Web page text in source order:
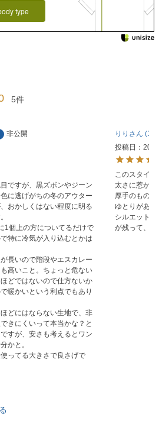
type
5
非公開
ですが、黒ズボンやジーン
に逃げがちの冬のアウター
おかしくはない程度に明る
1個上の方についてるだけで
特に冷気が入り込むとかは
長いので階段やエスカレー
高いこと。ちょっと危ない
どではないので仕方ないか
暖かいという利点でもあり
どにはならない生地で、非
きにくいって本当かな？と
すが、安さも考えるとワン
かと。
ってる大きさで良さげで
りり
1
投稿日
このスタイ
太さに惹か
厚手のもの
ゆとりがあ
シルエット
が残って、